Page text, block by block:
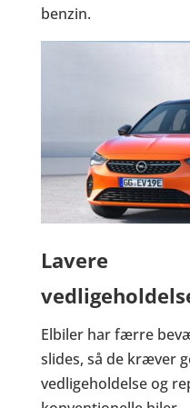
benzin.
Lavere
Elbiler har færre
slides, så de kræver
vedligeholdelse og